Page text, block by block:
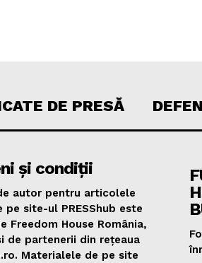
DE PRESĂ
și condiții
autor pentru articolele
pe site-ul PRESShub este
Freedom House România,
de partenerii din rețeaua
Materialele de pe site